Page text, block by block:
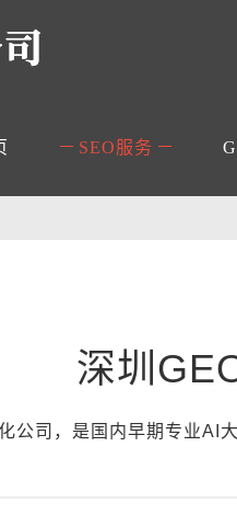
SEO服务
深圳
公司，是国内早期专业AI